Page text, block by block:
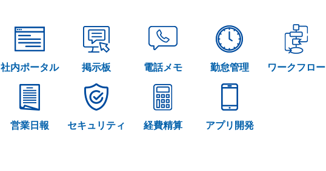
社内ポータル 掲示板 電話メモ 勤怠管理 ワークフロー
営業日報 セキュリティ 経費精算 アプリ開発